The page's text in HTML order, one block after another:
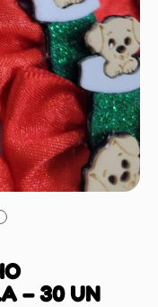
– 30 UN